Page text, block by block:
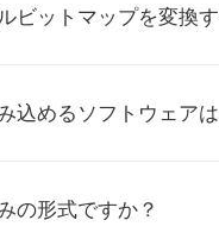
ビットマップを変換
込めるソフトウェア
の形式ですか？